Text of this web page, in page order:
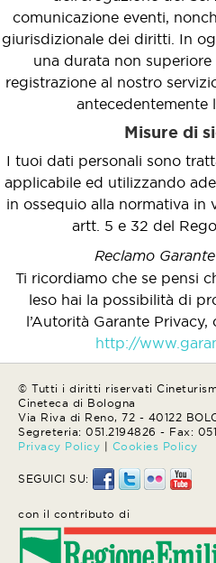
comunicazione eventi,
giurisdizionale dei diritti. In
una durata non
registrazione al nostro
antecedentemente
Misure di
I tuoi dati personali sono
applicabile ed utilizzando
in ossequio alla normativa in
artt. 5 e 32 del
Reclamo
Ti ricordiamo che se pensi
leso hai la possibilità di
l’Autorità Garante
http://
© Tutti i diritti riservati
Cineteca di Bologna
Via Riva di Reno, 72 - 40122
Segreteria: 051.2194826 - Fax:
Privacy Policy | Cookies Policy
SEGUICI SU:
con il contributo di